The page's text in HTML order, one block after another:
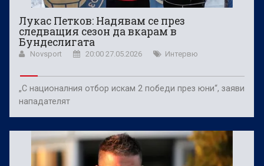
Лукас Петков: Надявам се през
следващия сезон да вкарам в
Бундеслигата
Novsport 20:00 27.05.2026 Интервю
„С националния отбор искам 2 победи през юни“, заяви
нападателят